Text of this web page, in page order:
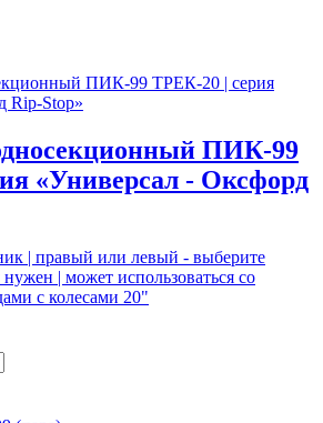
ПИК-99
«Универсал - Оксфорд
| правый или левый - выберите
| может использоваться со
с колесами 20"